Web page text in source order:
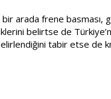
bir arada frene
belirtse de
tabir etse de